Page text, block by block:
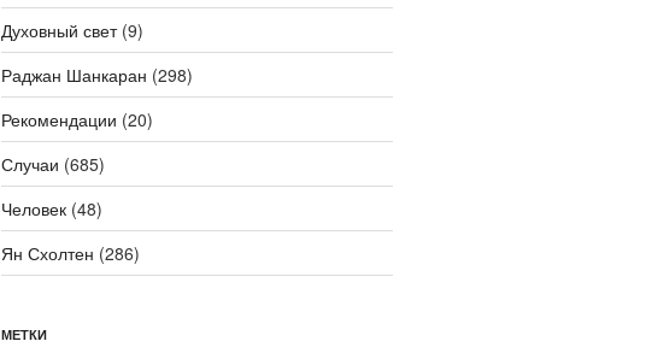
Духовный свет(9)
Раджан Шанкаран (298)
Рекомендации (20)
Случаи (685)
Человек(48)
Ян Схолтен (286)
МЕТКИ